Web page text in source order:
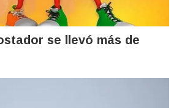
se llevó más de